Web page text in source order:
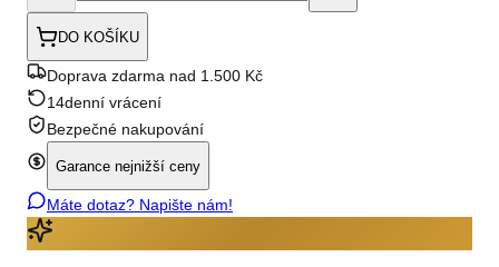
DO KOŠÍKU
Doprava zdarma nad 1.500 Kč
14denní vrácení
Bezpečné nakupování
Garance nejnižší ceny
Máte dotaz? Napište nám!